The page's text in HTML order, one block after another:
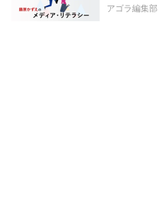
アゴラ編集部